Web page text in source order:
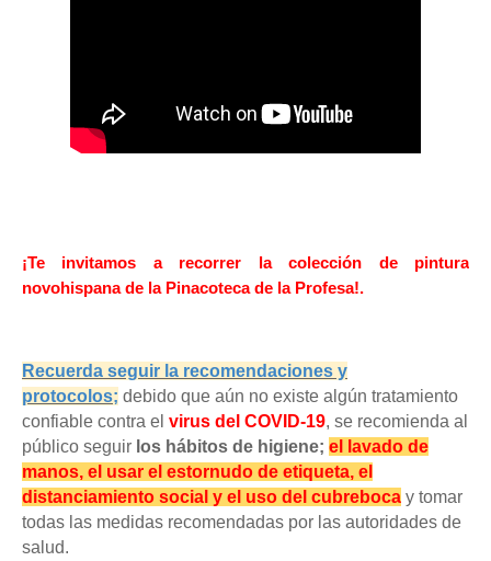
¡Te invitamos a recorrer la colección de pintura
novohispana de la Pinacoteca de la Profesa!.
Recuerda seguir la recomendaciones y
protocolos; debido que aún no existe algún tratamiento
confiable contra el virus del COVID-19, se recomienda al
público seguir los hábitos de higiene; el lavado de
manos, el usar el estornudo de etiqueta, el
distanciamiento social y el uso del cubreboca y tomar
todas las medidas recomendadas por las autoridades de
salud.